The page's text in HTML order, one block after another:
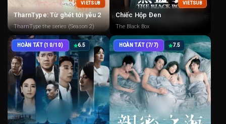
VIETSUB
TharnType: Từ ghét tới yêu 2
TharnType the series (Season 2)
VIETSUB
Chiếc Hộp Đen
The Black Box
HOÀN TẤT (10/10) 6.5 HOÀN TẤT (7/7) 7.5